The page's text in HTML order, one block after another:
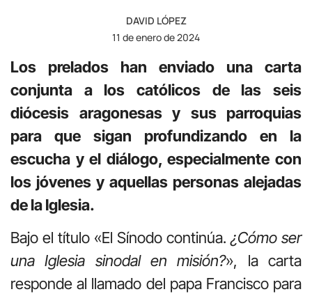
DAVID LÓPEZ
11 de enero de 2024
Los prelados han enviado una carta
conjunta a los católicos de las seis
diócesis aragonesas y sus parroquias
para que sigan profundizando en la
escucha y el diálogo, especialmente con
los jóvenes y aquellas personas alejadas
de la Iglesia.
Bajo el título «El Sínodo continúa. ¿Cómo ser
una Iglesia sinodal en misión?», la carta
responde al llamado del papa Francisco para